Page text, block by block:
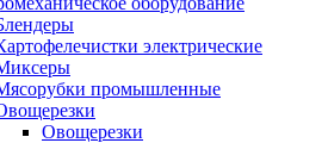
электрические
промышленные
Овощерезки